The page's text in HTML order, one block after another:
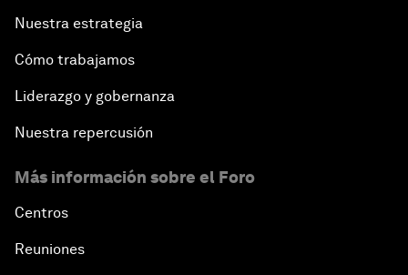
Nuestra estrategia
Cómo trabajamos
Liderazgo y gobernanza
Nuestra repercusión
Más información sobre el Foro
Centros
Reuniones